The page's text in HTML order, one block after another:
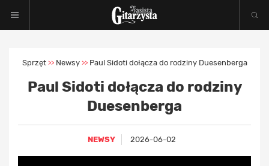
Sprzęt >> Newsy >> Paul Sidoti dołącza do rodziny Duesenberga
Paul Sidoti dołącza do rodziny
Duesenberga
NEWSY 2026-06-02